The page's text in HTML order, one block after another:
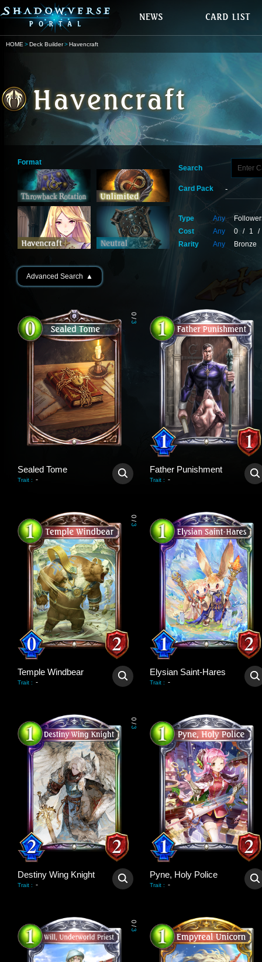
HOME Deck Builder Havencraft
Format
Search
Card Pack
Type Any
Cost
Any 0 / 1
/
Rarity
Any Bronze
Advanced Search ▲
0
/
3
Sealed Tome
Trait : -
Father Punishment
Trait : -
0
/
3
Temple Windbear
Trait : -
Elysian Saint-Hares
Trait : -
0
/
3
Destiny Wing Knight
Trait : -
Pyne, Holy Police
Trait : -
0
/
3